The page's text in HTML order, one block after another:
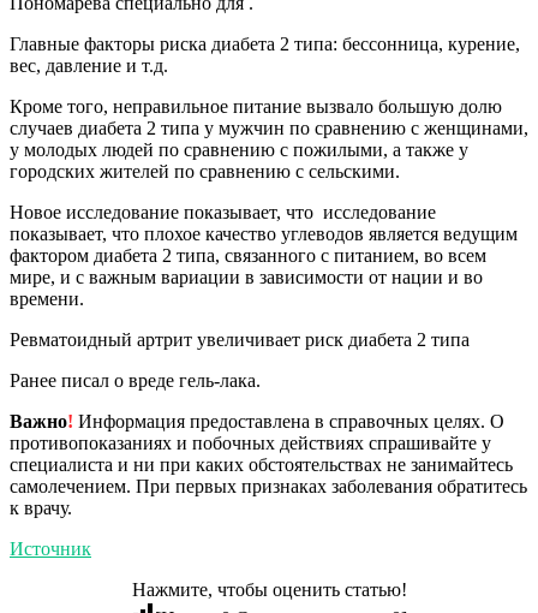
Главные факторы риска диабета 2 типа: бессонница, курение,
вес, давление и т.д.
Кроме того, неправильное питание вызвало большую долю
случаев диабета 2 типа у мужчин по сравнению с женщинами,
у молодых людей по сравнению с пожилыми, а также у
городских жителей по сравнению с сельскими.
Новое исследование показывает, что исследование
показывает, что плохое качество углеводов является ведущим
фактором диабета 2 типа, связанного с питанием, во всем
мире, и с важным вариации в зависимости от нации и во
времени.
Ревматоидный артрит увеличивает риск диабета 2 типа
Ранее писал о вреде гель-лака.
Важно! Информация предоставлена в справочных целях. О
противопоказаниях и побочных действиях спрашивайте у
специалиста и ни при каких обстоятельствах не занимайтесь
самолечением. При первых признаках заболевания обратитесь
к врачу.
Источник
Нажмите, чтобы оценить статью!